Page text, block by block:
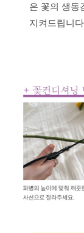
은 꽃의 생동
지켜드립니